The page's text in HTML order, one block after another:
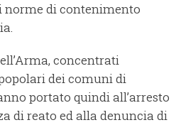
di contenimento
concentrati
dei comuni di
portato quindi all’arresto
di reato ed alla denuncia di